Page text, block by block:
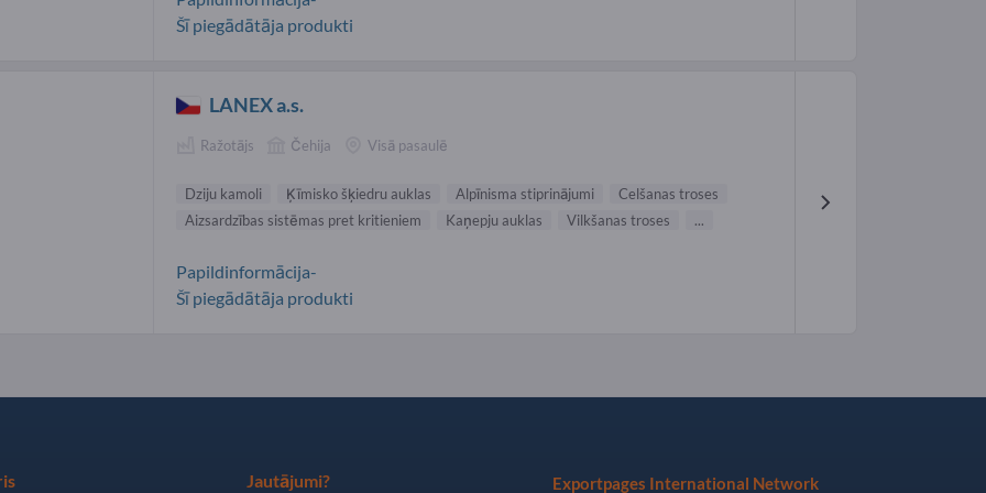
Šī piegādātāja produkti
LANEX a.s.
Ražotājs Čehija Visā pasaulē
Dziju kamoli Ķīmisko šķiedru auklas Alpīnisma stiprinājumi
Celšanas troses
Aizsardzības sistēmas pret kritieniem
Kaņepju auklas Vilkšanas troses ...
Papildinformācija-
Šī piegādātāja produkti
Jautājumi? Exportpages International Network